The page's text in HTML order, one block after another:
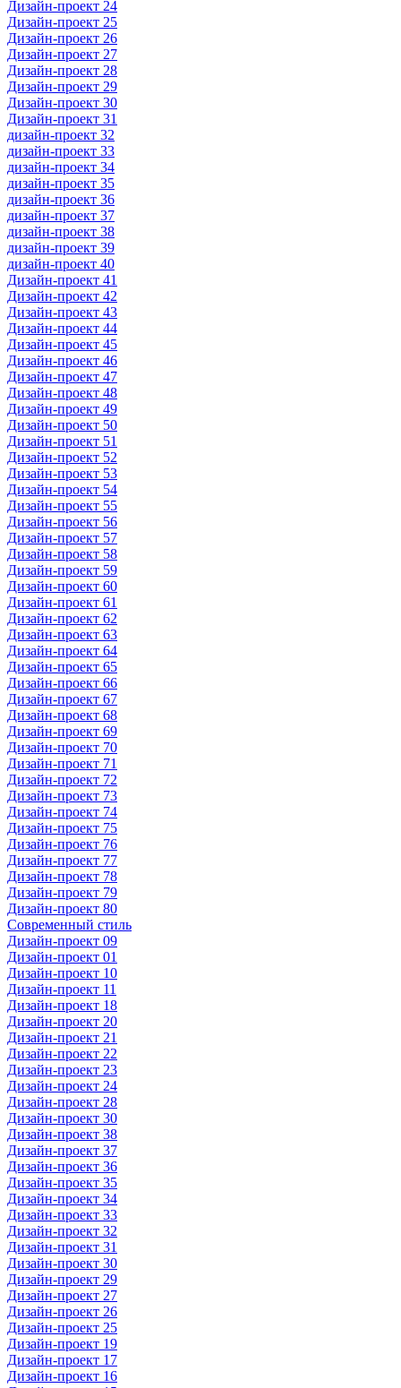
Дизайн-проект 24
Дизайн-проект 25
Дизайн-проект 26
Дизайн-проект 27
Дизайн-проект 28
Дизайн-проект 29
Дизайн-проект 30
Дизайн-проект 31
дизайн-проект 32
дизайн-проект 33
дизайн-проект 34
дизайн-проект 35
дизайн-проект 36
дизайн-проект 37
дизайн-проект 38
дизайн-проект 39
дизайн-проект 40
Дизайн-проект 41
Дизайн-проект 42
Дизайн-проект 43
Дизайн-проект 44
Дизайн-проект 45
Дизайн-проект 46
Дизайн-проект 47
Дизайн-проект 48
Дизайн-проект 49
Дизайн-проект 50
Дизайн-проект 51
Дизайн-проект 52
Дизайн-проект 53
Дизайн-проект 54
Дизайн-проект 55
Дизайн-проект 56
Дизайн-проект 57
Дизайн-проект 58
Дизайн-проект 59
Дизайн-проект 60
Дизайн-проект 61
Дизайн-проект 62
Дизайн-проект 63
Дизайн-проект 64
Дизайн-проект 65
Дизайн-проект 66
Дизайн-проект 67
Дизайн-проект 68
Дизайн-проект 69
Дизайн-проект 70
Дизайн-проект 71
Дизайн-проект 72
Дизайн-проект 73
Дизайн-проект 74
Дизайн-проект 75
Дизайн-проект 76
Дизайн-проект 77
Дизайн-проект 78
Дизайн-проект 79
Дизайн-проект 80
Современный стиль
Дизайн-проект 09
Дизайн-проект 01
Дизайн-проект 10
Дизайн-проект 11
Дизайн-проект 18
Дизайн-проект 20
Дизайн-проект 21
Дизайн-проект 22
Дизайн-проект 23
Дизайн-проект 24
Дизайн-проект 28
Дизайн-проект 30
Дизайн-проект 38
Дизайн-проект 37
Дизайн-проект 36
Дизайн-проект 35
Дизайн-проект 34
Дизайн-проект 33
Дизайн-проект 32
Дизайн-проект 31
Дизайн-проект 30
Дизайн-проект 29
Дизайн-проект 27
Дизайн-проект 26
Дизайн-проект 25
Дизайн-проект 19
Дизайн-проект 17
Дизайн-проект 16